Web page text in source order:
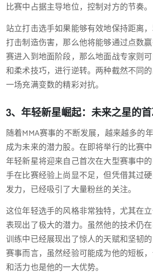
比赛中占据主导地位，控制对方的节奏。
站立打击选手如果能够有效地保持距离
打击制造伤害，那么他将能够通过点数
赛进入到地面阶段，那么地面战专家则
和柔术技巧，进行逆转。两种截然不同
一场充满变数的精彩对抗。
3、年轻新星崛起：未来之星的
随着MMA赛事的不断发展，越来越多的
成为未来的潜力股。在即将举行的比赛
年轻新星将迎来自己首次在大型赛事中
手在比赛经验上尚显不足，但凭借其过
发力，已经吸引了大量粉丝的关注。
这位年轻选手的风格非常独特，尤其在
表现出了极大的潜力。虽然他的技术仍
训练中已经展现出了惊人的天赋和坚韧
赛事而言，虽然经验可能成为他的短板
和活力也是他的一大优势。